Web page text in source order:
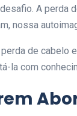
A perda
nossa
de cabelo
la com